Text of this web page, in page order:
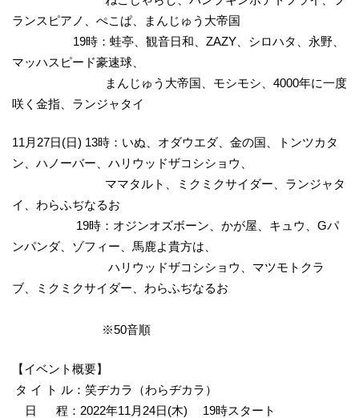
ランスピアノ、ぺこぱ、まんじゅう大帝国
19時：蛙亭、観音日和、ZAZY、シロハタ、永野、
マッハスピード豪速球、
まんじゅう大帝国、モシモシ、4000年に一度
咲く金指、ランジャタイ
11月27日(日) 13時：いぬ、オダウエダ、金の国、トンツカタ
ン、ハノーバー、ハリウッドザコシショウ、
ママタルト、ミクミクサイダー、ランジャタ
イ、わらふぢなるお
19時：オジンオズボーン、かが屋、キュウ、Gパ
ンパンダ、ゾフィー、馬鹿よ貴方は、
ハリウッドザコシショウ、マツモトクラ
ブ、ミクミクサイダー、わらふぢなるお
※50音順
【イベント概要】
タ イ ト ル：笑ヂカラ（わらヂカラ）
日 程：2022年11月24日(木) 19時スタート